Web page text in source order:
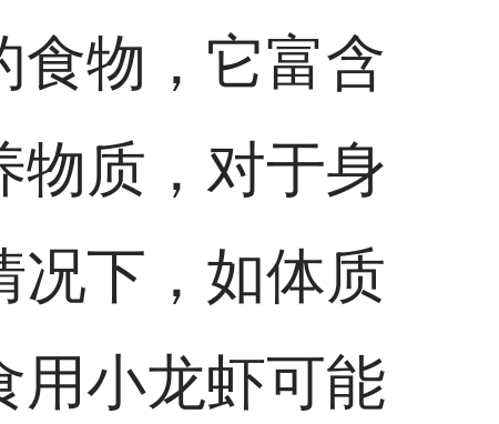
食物，它富含
物质，对于身
况下，如体质
用小龙虾可能